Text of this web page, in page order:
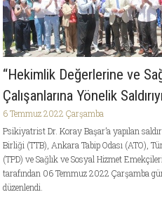
“Hekimlik Değerlerine ve
Çalışanlarına Yönelik
6 Temmuz 2022 Çarşamba
Psikiyatrist Dr. Koray Başar’a yapılan
Birliği (TTB), Ankara Tabip Odası (ATO),
(TPD) ve Sağlık ve Sosyal Hizmet
tarafından 06 Temmuz 2022 Çarşamba
düzenlendi.